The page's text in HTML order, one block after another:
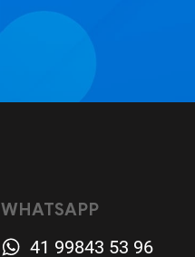
WHATSAPP
41 99843 53 96